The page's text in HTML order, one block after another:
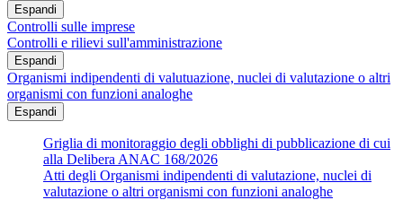
Espandi
Controlli sulle imprese
Controlli e rilievi sull'amministrazione
Espandi
Organismi indipendenti di valutuazione, nuclei di valutazione o altri
organismi con funzioni analoghe
Espandi
Griglia di monitoraggio degli obblighi di pubblicazione di cui
alla Delibera ANAC 168/2026
Atti degli Organismi indipendenti di valutazione, nuclei di
valutazione o altri organismi con funzioni analoghe